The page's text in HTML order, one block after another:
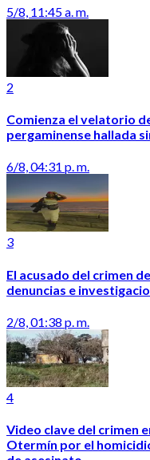
5/8, 11:45 a. m.
2
Comienza el velatorio
pergaminense hallada
6/8, 04:31 p. m.
3
El acusado del crimen
denuncias e
2/8, 01:38 p. m.
4
Video clave del crimen
Otermín por el